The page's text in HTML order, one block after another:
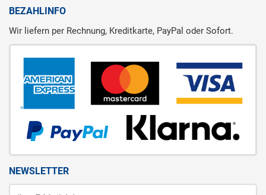
BEZAHLINFO
Wir liefern per Rechnung, Kreditkarte, PayPal oder Sofort.
NEWSLETTER